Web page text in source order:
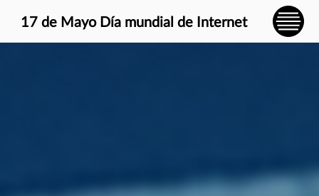
17 de Mayo Día mundial de Internet